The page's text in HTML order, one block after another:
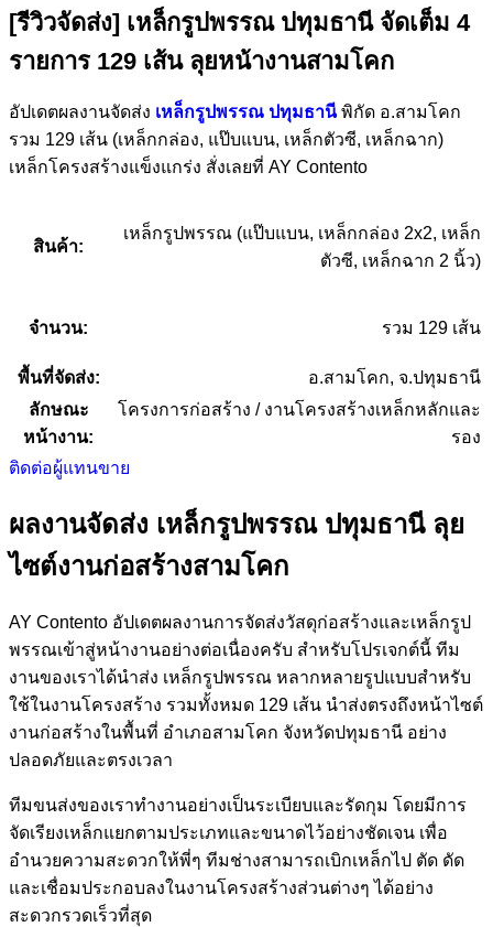
[รีวิวจัดส่ง] เหล็กรูปพรรณ ปทุมธานี จัดเต็ม 4
รายการ 129 เส้น ลุยหน้างานสามโคก
อัปเดตผลงานจัดส่ง เหล็กรูปพรรณ ปทุมธานีพิกัด อ.สามโคก
รวม 129 เส้น (เหล็กกล่อง, แป๊บแบน, เหล็กตัวซี, เหล็กฉาก)
เหล็กโครงสร้างแข็งแกร่ง สั่งเลยที่ AY Contento
สินค้า:
เหล็กรูปพรรณ (แป๊บแบน, เหล็กกล่อง 2x2, เหล็ก
ตัวซี, เหล็กฉาก 2 นิ้ว)
จำนวน: รวม 129 เส้น
พื้นที่จัดส่ง:
อ.สามโคก, จ.ปทุมธานี
ลักษณะ
หน้างาน:
โครงการก่อสร้าง / งานโครงสร้างเหล็กหลักและ
รอง
ติดต่อผู้แทนขาย
ผลงานจัดส่ง เหล็กรูปพรรณ ปทุมธานี ลุย
ไซต์งานก่อสร้างสามโคก
AY Contento อัปเดตผลงานการจัดส่งวัสดุก่อสร้างและเหล็กรูป
พรรณเข้าสู่หน้างานอย่างต่อเนื่องครับ สำหรับโปรเจกต์นี้ ทีม
งานของเราได้นำส่ง เหล็กรูปพรรณ หลากหลายรูปแบบสำหรับ
ใช้ในงานโครงสร้าง รวมทั้งหมด 129 เส้น นำส่งตรงถึงหน้าไซต์
งานก่อสร้างในพื้นที่ อำเภอสามโคก จังหวัดปทุมธานี อย่าง
ปลอดภัยและตรงเวลา
ทีมขนส่งของเราทำงานอย่างเป็นระเบียบและรัดกุม โดยมีการ
จัดเรียงเหล็กแยกตามประเภทและขนาดไว้อย่างชัดเจน เพื่อ
อำนวยความสะดวกให้พี่ๆ ทีมช่างสามารถเบิกเหล็กไป ตัด ดัด
และเชื่อมประกอบลงในงานโครงสร้างส่วนต่างๆ ได้อย่าง
สะดวกรวดเร็วที่สุด